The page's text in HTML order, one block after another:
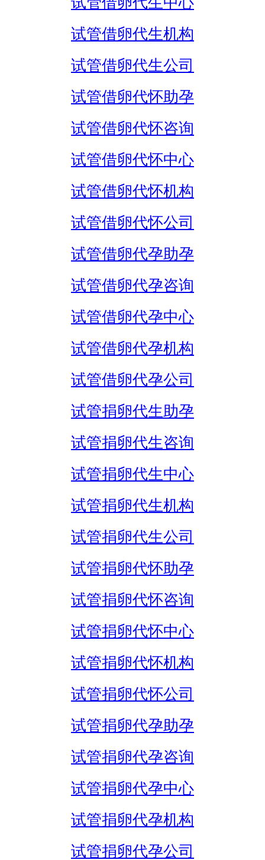
试管借卵代生机构
试管借卵代生公司
试管借卵代怀助孕
试管借卵代怀咨询
试管借卵代怀中心
试管借卵代怀机构
试管借卵代怀公司
试管借卵代孕助孕
试管借卵代孕咨询
试管借卵代孕中心
试管借卵代孕机构
试管借卵代孕公司
试管捐卵代生助孕
试管捐卵代生咨询
试管捐卵代生中心
试管捐卵代生机构
试管捐卵代生公司
试管捐卵代怀助孕
试管捐卵代怀咨询
试管捐卵代怀中心
试管捐卵代怀机构
试管捐卵代怀公司
试管捐卵代孕助孕
试管捐卵代孕咨询
试管捐卵代孕中心
试管捐卵代孕机构
试管捐卵代孕公司